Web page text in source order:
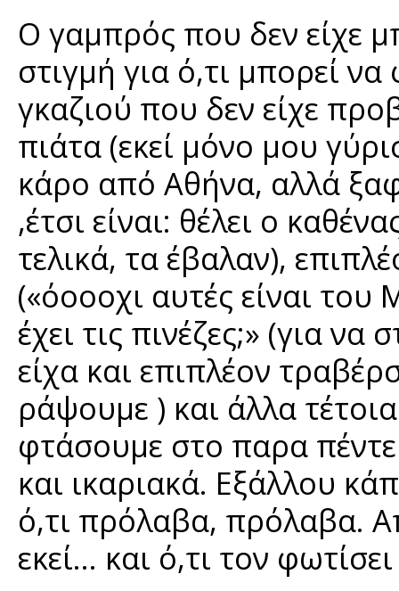
Ο γαμπρός που δεν είχε
στιγμή για ό,τι μπορεί
γκαζιού που δεν είχε
πιάτα (εκεί μόνο μου
κάρο από Αθήνα, αλλά
,έτσι είναι: θέλει ο
τελικά, τα έβαλαν),
(«όοοοχι αυτές είναι
έχει τις πινέζες;» (για
είχα και επιπλέον
ράψουμε ) και άλλα
φτάσουμε στο παρα
και ικαριακά. Εξάλλου
ό,τι πρόλαβα, πρόλαβα.
εκεί… και ό,τι τον